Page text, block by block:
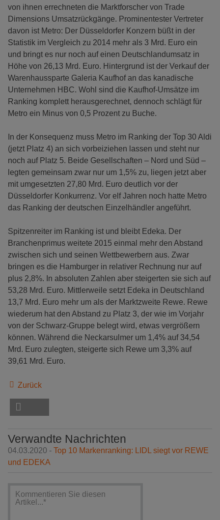
von ihnen errechneten die Marktforscher von Trade
Dimensions Umsatzrückgänge. Prominentester Vertreter
davon ist Metro: Der Düsseldorfer Konzern büßt in der
Statistik im Vergleich zu 2014 mehr als 3 Mrd. Euro ein
und bringt es nur noch auf einen Deutschlandumsatz in
Höhe von 26,13 Mrd. Euro. Hintergrund ist der Verkauf der
Warenhaussparte Galeria Kaufhof an das kanadische
Unternehmen HBC. Wohl sind die Kaufhof-Umsätze im
Ranking komplett herausgerechnet, dennoch schlägt für
Metro ein Minus von 0,5 Prozent zu Buche.
In der Konsequenz muss Metro im Ranking der Top 30 Aldi
(jetzt Platz 4) an sich vorbeiziehen lassen und steht nur
noch auf Platz 5. Beide Gesellschaften – Nord und Süd –
legten gemeinsam zwar nur um 1,5% zu, liegen jetzt aber
mit umgesetzten 27,80 Mrd. Euro deutlich vor der
Düsseldorfer Konkurrenz. Vor elf Jahren noch hatte Metro
das Ranking der deutschen Einzelhändler angeführt.
Spitzenreiter im Ranking ist und bleibt Edeka. Der
Branchenprimus weitete 2015 einmal mehr den Abstand
zwischen sich und seinen Wettbewerbern aus. Zwar
bringen es die Hamburger in relativer Rechnung nur auf
plus 2,8%. In absoluten Zahlen aber steigerten sie sich auf
53,28 Mrd. Euro. Mittlerweile setzt Edeka in Deutschland
13,7 Mrd. Euro mehr um als der Marktzweite Rewe. Rewe
wiederum hat den Abstand zu Platz 3, der wie im Vorjahr
von der Schwarz-Gruppe belegt wird, etwas vergrößern
können. Während die Neckarsulmer um 1,4% auf 34,54
Mrd. Euro zulegten, steigerte sich Rewe um 3,3% auf
39,61 Mrd. Euro.
Zurück
Verwandte Nachrichten
04.03.2020 - Top 10 Markenranking: LIDL siegt vor REWE
und EDEKA